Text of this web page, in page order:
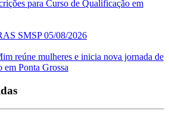
para Curso de Qualificação em
SMSP 05/08/2026
reúne mulheres e inicia nova jornada de
em Ponta Grossa